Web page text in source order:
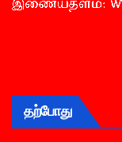
தற்போது